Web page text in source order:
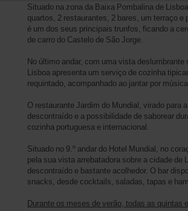
Situado na zona da Baixa Pombalina de
quartos, 2 restaurantes, 2 bares, um terraço
é um dos seus principais trunfos, ficando a
de carro do Castelo de São Jorge.
No último andar, com uma vista
Lisboa apresenta um serviço de cozinha
requintado, acompanhado ao jantar por
O restaurante Jardim do Mundial, virado para
descontraído e a possibilidade de saborear
cozinha portuguesa e internacional.
Situado no 9.º andar do Hotel Mundial, no
pela sua vista arrebatadora sobre a cidade
descontraído e bastante acolhedor. O bar
snacks, desde cocktails, saladas, tapas e
Durante os meses de verão, todas as quintas